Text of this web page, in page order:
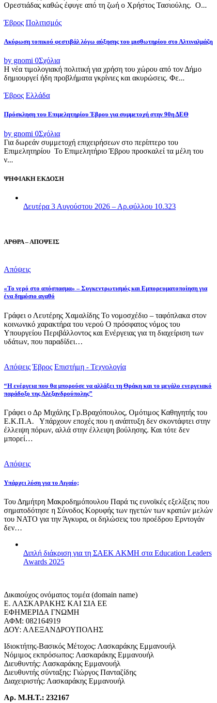
Ορεστιάδας καθώς έφυγε από τη ζωή ο Χρήστος Τασιούλης. Ο...
Έβρος Πολιτισμός
Ακύρωση τοπικού φεστιβάλ λόγω αύξησης του μισθωτηρίου στο Αλτιναλμάζη
by gnomi 0Σχόλια
Η νέα τιμολογιακή πολιτική για χρήση του χώρου από τον Δήμο
δημιουργεί ήδη προβλήματα γκρίνιες και ακυρώσεις. Φε...
Έβρος Ελλάδα
Πρόσκληση του Επιμελητηρίου Έβρου για συμμετοχή στην 90η ΔΕΘ
by gnomi 0Σχόλια
Για δωρεάν συμμετοχή επιχειρήσεων στο περίπτερο του
Επιμελητηρίου Το Επιμελητήριο Έβρου προσκαλεί τα μέλη του
ν...
ΨΗΦΙΑΚΗ ΕΚΔΟΣΗ
Δευτέρα 3 Αυγούστου 2026 – Αρ.φύλλου 10.323
ΑΡΘΡΑ – ΑΠΟΨΕΙΣ
Απόψεις
«Το νερό στο απόσπασμα» – Συγκεντρωτισμός και Εμπορευματοποίηση για
ένα δημόσιο αγαθό
Γράφει ο Λευτέρης Χαμαλίδης Το νομοσχέδιο – ταφόπλακα στον
κοινωνικό χαρακτήρα του νερού Ο πρόσφατος νόμος του
Υπουργείου Περιβάλλοντος και Ενέργειας για τη διαχείριση των
υδάτων, που παραδίδει…
Απόψεις Έβρος Επιστήμη - Τεχνολογία
“Η ενέργεια που θα μπορούσε να αλλάξει τη Θράκη και το μεγάλο ενεργειακό
παράδοξο της Αλεξανδρούπολης”
Γράφει ο Δρ Μιχάλης Γρ.Βραχόπουλος, Ομότιμος Καθηγητής του
Ε.Κ.Π.Α. Υπάρχουν εποχές που η ανάπτυξη δεν σκοντάφτει στην
έλλειψη πόρων, αλλά στην έλλειψη βούλησης. Και τότε δεν
μπορεί…
Απόψεις
Υπάρχει λύση για το Αιγαίο;
Του Δημήτρη Μακροδημόπουλου Παρά τις ευνοϊκές εξελίξεις που
σηματοδότησε η Σύνοδος Κορυφής των ηγετών των κρατών μελών
του ΝΑΤΟ για την Άγκυρα, οι δηλώσεις του προέδρου Ερντογάν
δεν…
Διπλή διάκριση για τη ΣΑΕΚ ΑΚΜΗ στα Education Leaders
Awards 2025
Δικαιούχος ονόματος τομέα (domain name)
Ε. ΛΑΣΚΑΡΑΚΗΣ ΚΑΙ ΣΙΑ ΕΕ
ΕΦΗΜΕΡΙΔΑ ΓΝΩΜΗ
ΑΦΜ: 082164919
ΔΟΥ: ΑΛΕΞΑΝΔΡΟΥΠΟΛΗΣ
Ιδιοκτήτης-Βασικός Μέτοχος: Λασκαράκης Εμμανουήλ
Νόμιμος εκπρόσωπος: Λασκαράκης Εμμανουήλ
Διευθυντής: Λασκαράκης Εμμανουήλ
Διευθυντής σύνταξης: Γιώργος Πανταζίδης
Διαχειριστής: Λασκαράκης Εμμανουήλ
Αρ. Μ.Η.Τ.: 232167